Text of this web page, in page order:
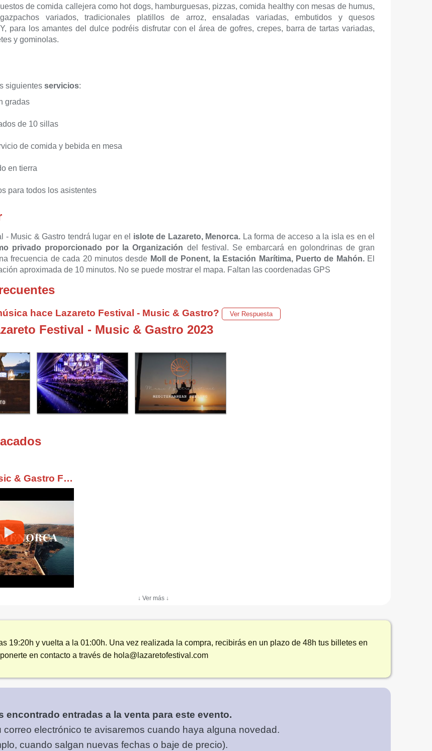
↓ Ver más ↓
de comida callejera como hot dogs, hamburguesas, pizzas, comida healthy con mesas de humus,
variados, tradicionales platillos de arroz, ensaladas variadas, embutidos y quesos
para los amantes del dulce podréis disfrutar con el área de gofres, crepes, barra de tartas variadas,
y gominolas.
siguientes servicios:
gradas
de 10 sillas
de comida y bebida en mesa
en tierra
para todos los asistentes
- Music & Gastro tendrá lugar en el islote de Lazareto, Menorca. La forma de acceso a la isla es en el
privado proporcionado por la Organización del festival. Se embarcará en golondrinas de gran
frecuencia de cada 20 minutos desde Moll de Ponent, la Estación Marítima, Puerto de Mahón.El
aproximada de 10 minutos. No se puede mostrar el mapa. Faltan las coordenadas GPS
hace Lazareto Festival - Music & Gastro? Ver Respuesta
Festival - Music & Gastro 2023
Lazareto Music & Gastro Festival 2022
19:20h y vuelta a la 01:00h. Una vez realizada la compra, recibirás en un plazo de 48h tus billetes en
en contacto a través de hola@lazaretofestival.com
encontrado entradas a la venta para este evento.
correo electrónico te avisaremos cuando haya alguna novedad.
cuando salgan nuevas fechas o baje de precio).